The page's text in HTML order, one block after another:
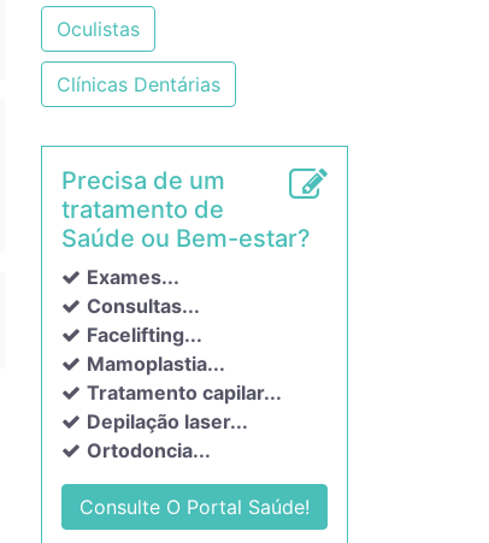
Oculistas
Clínicas Dentárias
Precisa de um
tratamento de
Saúde ou Bem-estar?
Exames...
Consultas...
Facelifting...
Mamoplastia...
Tratamento capilar...
Depilação laser...
Ortodoncia...
Consulte O Portal Saúde!